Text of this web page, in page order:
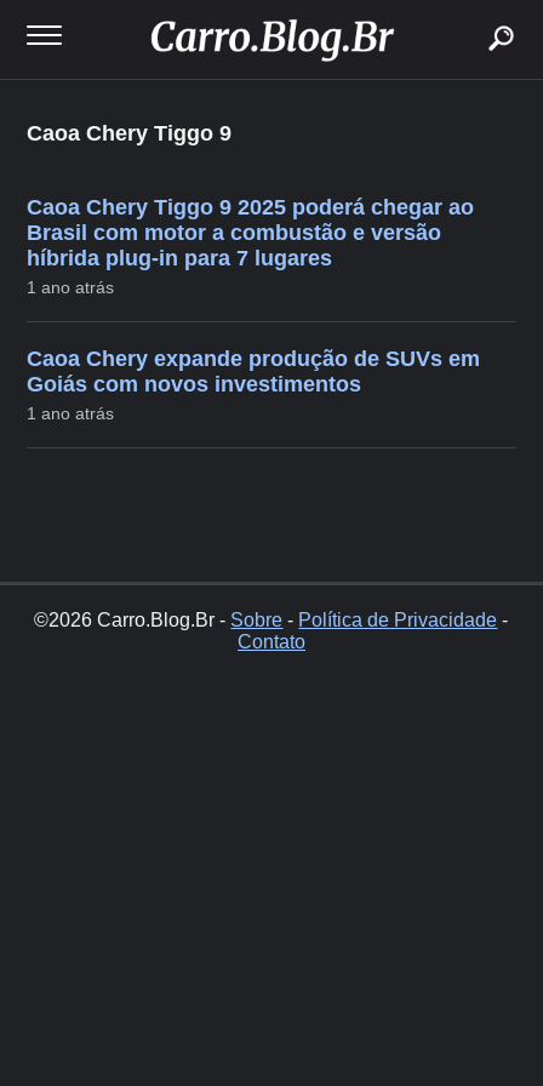
Caoa Chery Tiggo 9
Caoa Chery Tiggo 9 2025 poderá chegar ao
Brasil com motor a combustão e versão
híbrida plug-in para 7 lugares
1 ano atrás
Caoa Chery expande produção de SUVs em
Goiás com novos investimentos
1 ano atrás
©2026 Carro.Blog.Br - Sobre - Política de Privacidade -
Contato